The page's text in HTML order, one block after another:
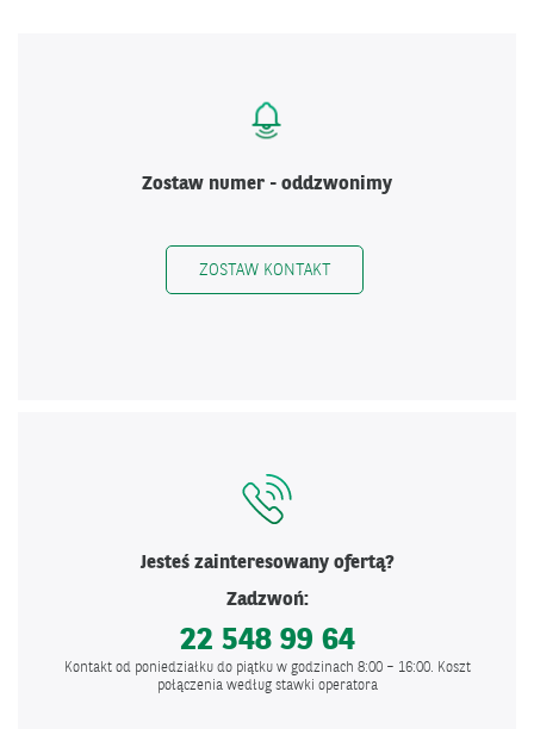
Zostaw numer - oddzwonimy
ZOSTAW KONTAKT
Jesteś zainteresowany ofertą?
Zadzwoń:
22 548 99 64
Kontakt od poniedziałku do piątku w godzinach 8:00 – 16:00. Koszt
połączenia według stawki operatora